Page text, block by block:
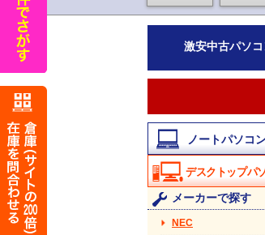
激安中古パソ
メーカーで探す
NEC